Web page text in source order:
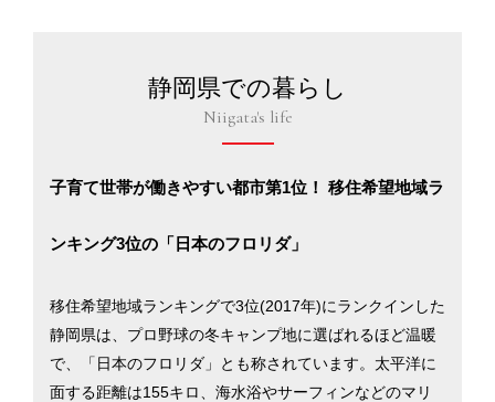
静岡県での暮らし
Niigata's life
子育て世帯が働きやすい都市第1位！ 移住希望地域ラ
ンキング3位の「日本のフロリダ」
移住希望地域ランキングで3位(2017年)にランクインした
静岡県は、プロ野球の冬キャンプ地に選ばれるほど温暖
で、「日本のフロリダ」とも称されています。太平洋に
面する距離は155キロ、海水浴やサーフィンなどのマリ